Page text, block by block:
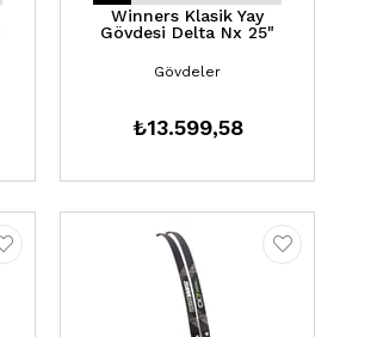
Winners Klasik Yay
Gövdesi Delta Nx 25"
Gövdeler
₺13.599,58